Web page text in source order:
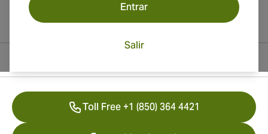
Entrar
Salir
Toll Free +1 (850) 364 4421